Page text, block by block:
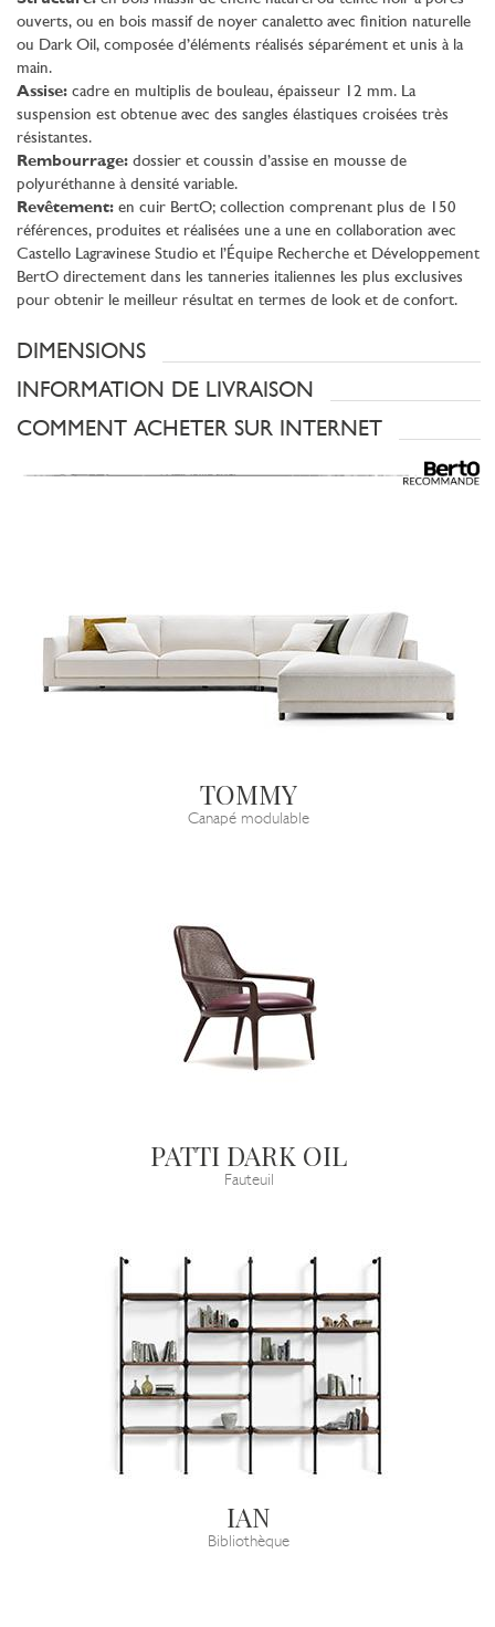
ouverts, ou en bois massif de noyer canaletto avec finition naturelle
ou Dark Oil, composée d’éléments réalisés séparément et unis à la
main.
Assise: cadre en multiplis de bouleau, épaisseur 12 mm. La
suspension est obtenue avec des sangles élastiques croisées très
résistantes.
Rembourrage: dossier et coussin d’assise en mousse de
polyuréthanne à densité variable.
Revêtement: en cuir BertO; collection comprenant plus de 150
références, produites et réalisées une a une en collaboration avec
Castello Lagravinese Studio et l’Équipe Recherche et Développement
BertO directement dans les tanneries italiennes les plus exclusives
pour obtenir le meilleur résultat en termes de look et de confort.
DIMENSIONS
INFORMATION DE LIVRAISON
COMMENT ACHETER SUR INTERNET
TOMMY
Canapé modulable
PATTI DARK OIL
Fauteuil
IAN
Bibliothèque